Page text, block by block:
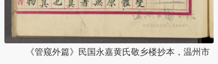
《管窥外篇》民国永嘉黄氏敬乡楼抄本，温州市